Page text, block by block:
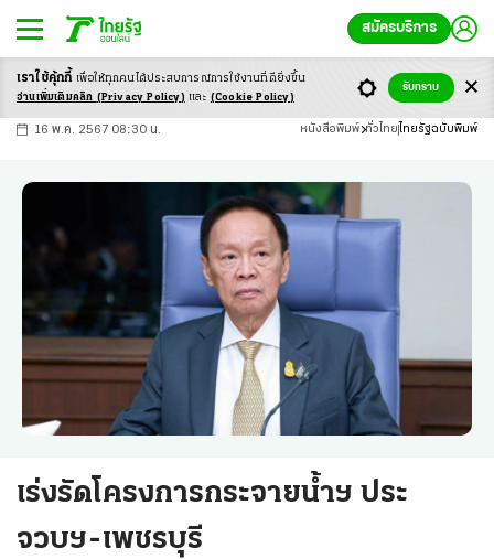
สมัครบริการ
-ก ก ก+
16 พ.ค. 2567 08:30 น. หนังสือพิมพ์ ทั่วไทย ไทยรัฐฉบับพิมพ์
เร่งรัดโครงการกระจายน้ำฯ ประ
จวบฯ-เพชรบุรี
เราใช้คุ้กกี้ เพื่อให้ทุกคนได้ประสบการณ์การใช้งานที่ดียิ่งขึ้น
อ่านเพิ่มเติมคลิก (Privacy Policy) และ (Cookie Policy)
รับทราบ